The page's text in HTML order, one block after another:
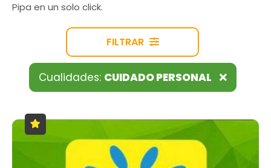
Pipa en un solo click.
FILTRAR
Cualidades: CUIDADO PERSONAL